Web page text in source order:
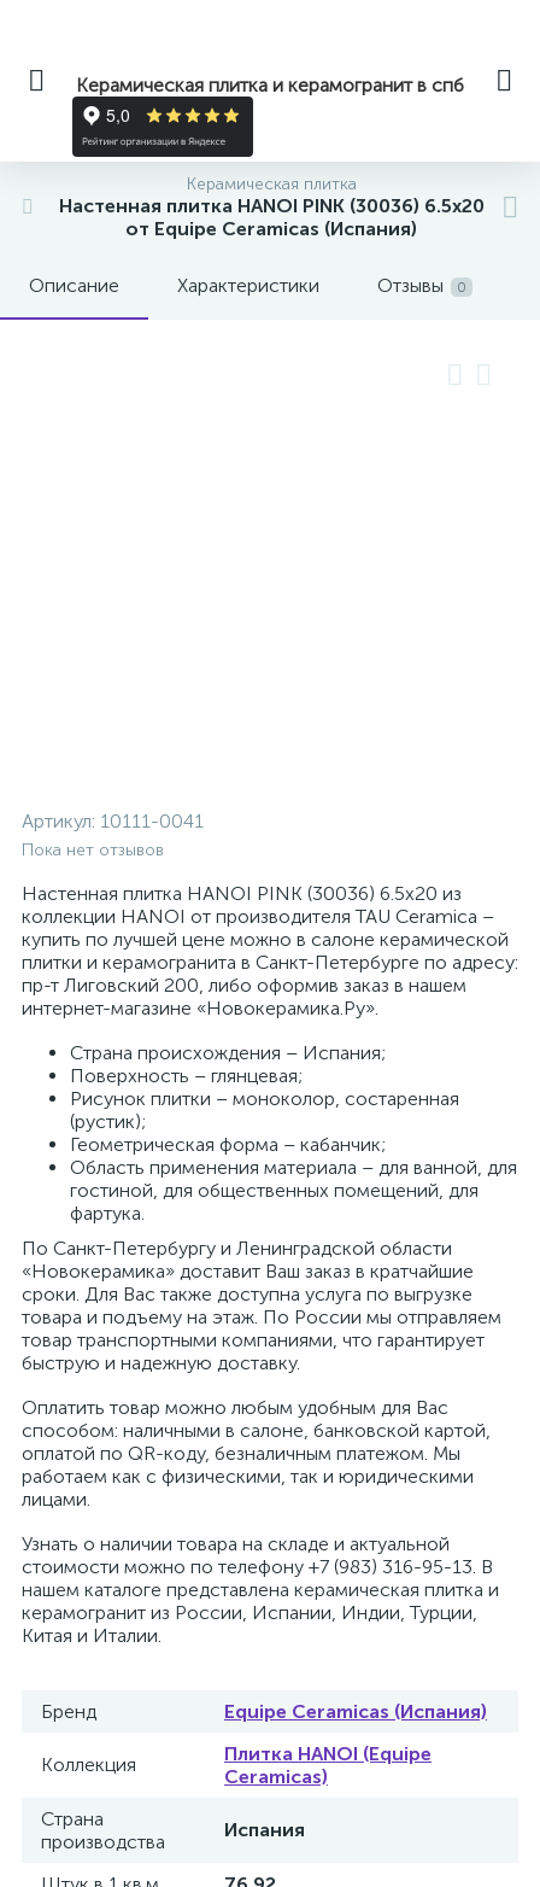
Керамическая плитка и керамогранит в спб
Керамическая плитка
Настенная плитка HANOI PINK (30036) 6.5x20
от Equipe Ceramicas (Испания)
Описание Характеристики Отзывы 0
Артикул: 10111-0041
Пока нет отзывов
Настенная плитка HANOI PINK (30036) 6.5x20 из
коллекции HANOI от производителя TAU Ceramica –
купить по лучшей цене можно в салоне керамической
плитки и керамогранита в Санкт-Петербурге по адресу:
пр-т Лиговский 200, либо оформив заказ в нашем
интернет-магазине «Новокерамика.Ру».
Страна происхождения – Испания;
Поверхность – глянцевая;
Рисунок плитки – моноколор, состаренная
(рустик);
Геометрическая форма – кабанчик;
Область применения материала – для ванной, для
гостиной, для общественных помещений, для
фартука.
По Санкт-Петербургу и Ленинградской области
«Новокерамика» доставит Ваш заказ в кратчайшие
сроки. Для Вас также доступна услуга по выгрузке
товара и подъему на этаж. По России мы отправляем
товар транспортными компаниями, что гарантирует
быструю и надежную доставку.
Оплатить товар можно любым удобным для Вас
способом: наличными в салоне, банковской картой,
оплатой по QR-коду, безналичным платежом. Мы
работаем как с физическими, так и юридическими
лицами.
Узнать о наличии товара на складе и актуальной
стоимости можно по телефону +7 (983) 316-95-13. В
нашем каталоге представлена керамическая плитка и
керамогранит из России, Испании, Индии, Турции,
Китая и Италии.
Бренд Equipe Ceramicas (Испания)
Коллекция
Плитка HANOI (Equipe
Ceramicas)
Страна
производства
Испания